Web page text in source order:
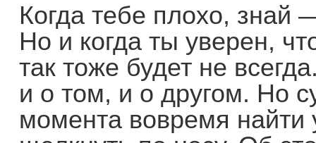
Когда тебе плохо, знай
Но и когда ты уверен,
так тоже будет не
и о том, и о другом. Но
момента вовремя найти